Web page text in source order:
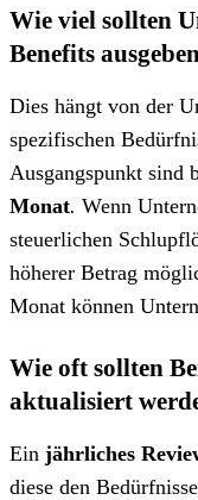
Wie viel sollten
Benefits
Dies hängt von der
spezifischen
Ausgangspunkt sind
Monat. Wenn
steuerlichen
höherer Betrag
Monat können
Wie oft sollten
aktualisiert
Ein jährliches
diese den